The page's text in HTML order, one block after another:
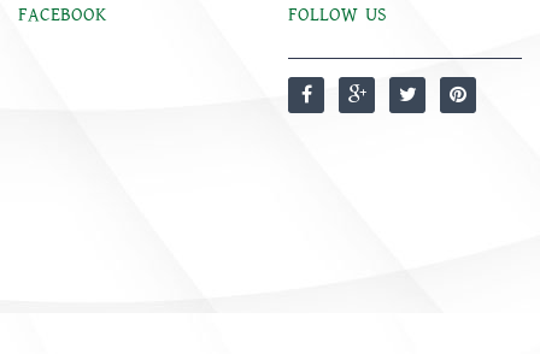
FACEBOOK FOLLOW US